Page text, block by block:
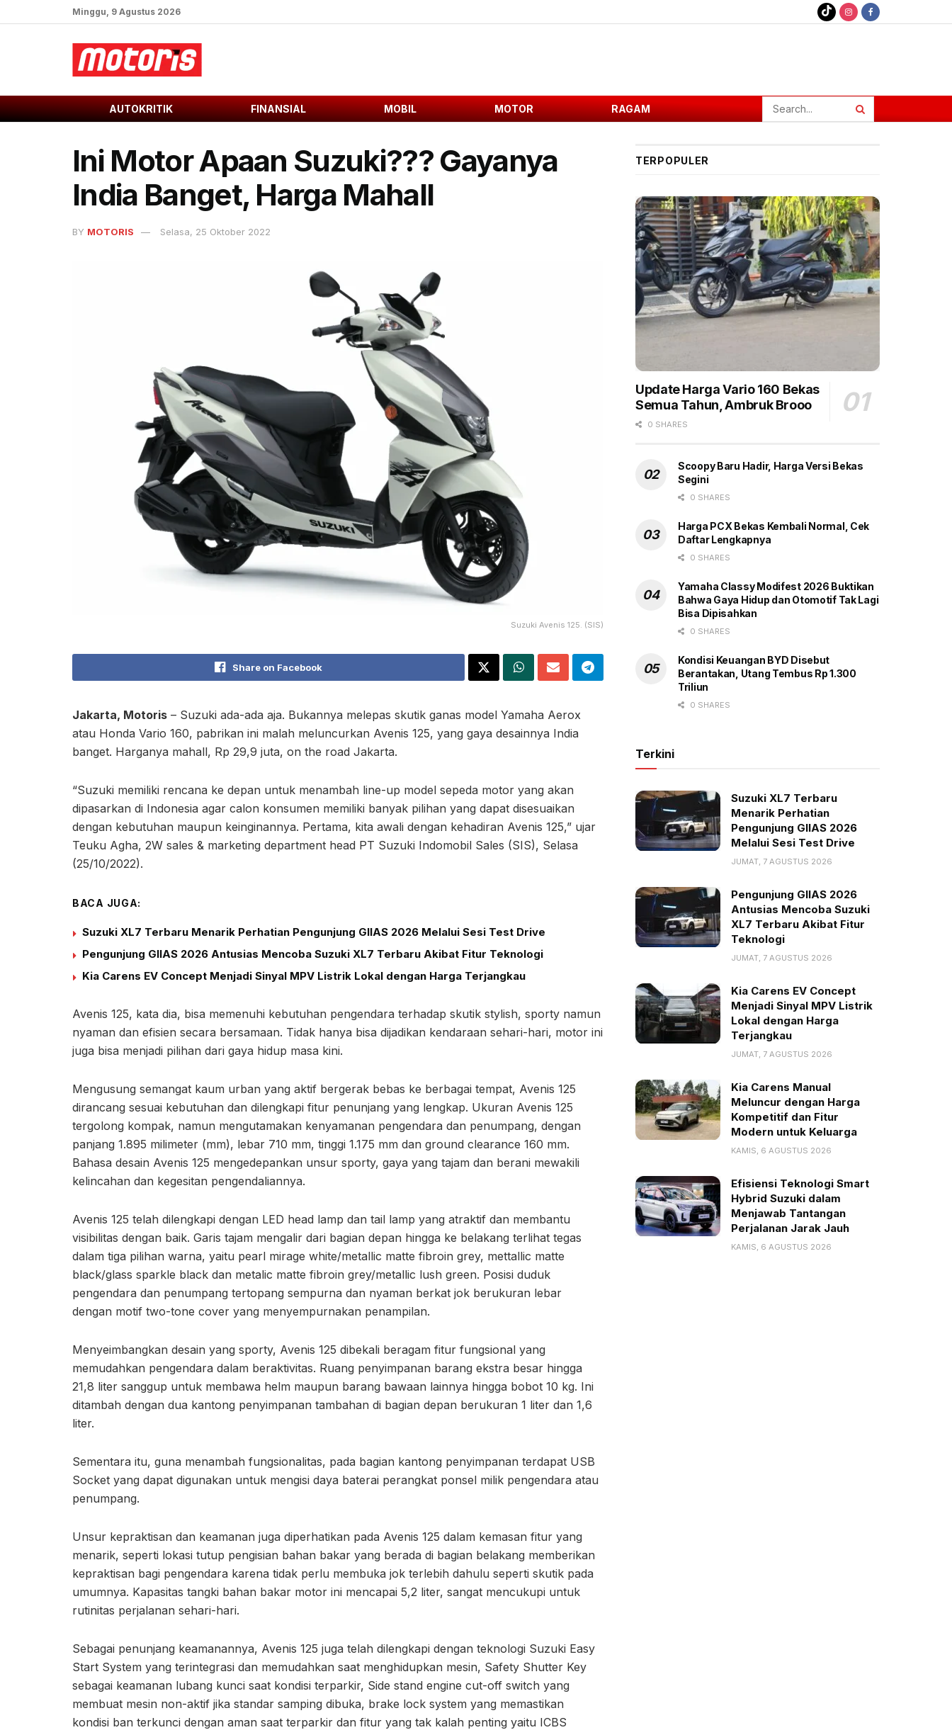
Minggu, 9 Agustus 2026
AUTOKRITIK FINANSIAL MOBIL MOTOR RAGAM
Ini Motor Apaan Suzuki??? Gayanya
India Banget, Harga Mahall
BY MOTORIS Selasa, 25 Oktober 2022
Suzuki Avenis 125. (SIS)
Share on Facebook
Jakarta, Motoris – Suzuki ada-ada aja. Bukannya melepas skutik ganas model Yamaha Aerox
atau Honda Vario 160, pabrikan ini malah meluncurkan Avenis 125, yang gaya desainnya India
banget. Harganya mahall, Rp 29,9 juta, on the road Jakarta.
“Suzuki memiliki rencana ke depan untuk menambah line-up model sepeda motor yang akan
dipasarkan di Indonesia agar calon konsumen memiliki banyak pilihan yang dapat disesuaikan
dengan kebutuhan maupun keinginannya. Pertama, kita awali dengan kehadiran Avenis 125,” ujar
Teuku Agha, 2W sales & marketing department head PT Suzuki Indomobil Sales (SIS), Selasa
(25/10/2022).
BACA JUGA:
Suzuki XL7 Terbaru Menarik Perhatian Pengunjung GIIAS 2026 Melalui Sesi Test Drive
Pengunjung GIIAS 2026 Antusias Mencoba Suzuki XL7 Terbaru Akibat Fitur Teknologi
Kia Carens EV Concept Menjadi Sinyal MPV Listrik Lokal dengan Harga Terjangkau
Avenis 125, kata dia, bisa memenuhi kebutuhan pengendara terhadap skutik stylish, sporty namun
nyaman dan efisien secara bersamaan. Tidak hanya bisa dijadikan kendaraan sehari-hari, motor ini
juga bisa menjadi pilihan dari gaya hidup masa kini.
Mengusung semangat kaum urban yang aktif bergerak bebas ke berbagai tempat, Avenis 125
dirancang sesuai kebutuhan dan dilengkapi fitur penunjang yang lengkap. Ukuran Avenis 125
tergolong kompak, namun mengutamakan kenyamanan pengendara dan penumpang, dengan
panjang 1.895 milimeter (mm), lebar 710 mm, tinggi 1.175 mm dan ground clearance 160 mm.
Bahasa desain Avenis 125 mengedepankan unsur sporty, gaya yang tajam dan berani mewakili
kelincahan dan kegesitan pengendaliannya.
Avenis 125 telah dilengkapi dengan LED head lamp dan tail lamp yang atraktif dan membantu
visibilitas dengan baik. Garis tajam mengalir dari bagian depan hingga ke belakang terlihat tegas
dalam tiga pilihan warna, yaitu pearl mirage white/metallic matte fibroin grey, mettallic matte
black/glass sparkle black dan metalic matte fibroin grey/metallic lush green. Posisi duduk
pengendara dan penumpang tertopang sempurna dan nyaman berkat jok berukuran lebar
dengan motif two-tone cover yang menyempurnakan penampilan.
Menyeimbangkan desain yang sporty, Avenis 125 dibekali beragam fitur fungsional yang
memudahkan pengendara dalam beraktivitas. Ruang penyimpanan barang ekstra besar hingga
21,8 liter sanggup untuk membawa helm maupun barang bawaan lainnya hingga bobot 10 kg. Ini
ditambah dengan dua kantong penyimpanan tambahan di bagian depan berukuran 1 liter dan 1,6
liter.
Sementara itu, guna menambah fungsionalitas, pada bagian kantong penyimpanan terdapat USB
Socket yang dapat digunakan untuk mengisi daya baterai perangkat ponsel milik pengendara atau
penumpang.
Unsur kepraktisan dan keamanan juga diperhatikan pada Avenis 125 dalam kemasan fitur yang
menarik, seperti lokasi tutup pengisian bahan bakar yang berada di bagian belakang memberikan
kepraktisan bagi pengendara karena tidak perlu membuka jok terlebih dahulu seperti skutik pada
umumnya. Kapasitas tangki bahan bakar motor ini mencapai 5,2 liter, sangat mencukupi untuk
rutinitas perjalanan sehari-hari.
Sebagai penunjang keamanannya, Avenis 125 juga telah dilengkapi dengan teknologi Suzuki Easy
Start System yang terintegrasi dan memudahkan saat menghidupkan mesin, Safety Shutter Key
sebagai keamanan lubang kunci saat kondisi terparkir, Side stand engine cut-off switch yang
membuat mesin non-aktif jika standar samping dibuka, brake lock system yang memastikan
kondisi ban terkunci dengan aman saat terparkir dan fitur yang tak kalah penting yaitu ICBS
TERPOPULER
Update Harga Vario 160 Bekas
Semua Tahun, Ambruk Brooo
0 SHARES
Scoopy Baru Hadir, Harga Versi Bekas
Segini
0 SHARES
Harga PCX Bekas Kembali Normal, Cek
Daftar Lengkapnya
0 SHARES
Yamaha Classy Modifest 2026 Buktikan
Bahwa Gaya Hidup dan Otomotif Tak Lagi
Bisa Dipisahkan
0 SHARES
Kondisi Keuangan BYD Disebut
Berantakan, Utang Tembus Rp 1.300
Triliun
0 SHARES
Terkini
Suzuki XL7 Terbaru
Menarik Perhatian
Pengunjung GIIAS 2026
Melalui Sesi Test Drive
JUMAT, 7 AGUSTUS 2026
Pengunjung GIIAS 2026
Antusias Mencoba Suzuki
XL7 Terbaru Akibat Fitur
Teknologi
JUMAT, 7 AGUSTUS 2026
Kia Carens EV Concept
Menjadi Sinyal MPV Listrik
Lokal dengan Harga
Terjangkau
JUMAT, 7 AGUSTUS 2026
Kia Carens Manual
Meluncur dengan Harga
Kompetitif dan Fitur
Modern untuk Keluarga
KAMIS, 6 AGUSTUS 2026
Efisiensi Teknologi Smart
Hybrid Suzuki dalam
Menjawab Tantangan
Perjalanan Jarak Jauh
KAMIS, 6 AGUSTUS 2026